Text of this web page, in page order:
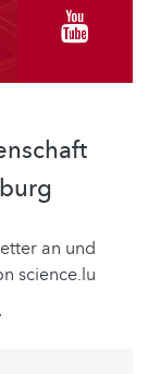
an und
science.lu